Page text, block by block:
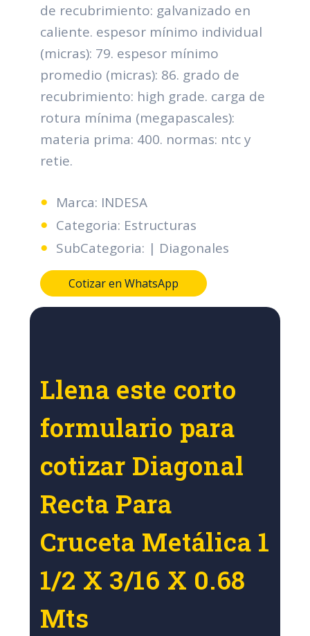
de recubrimiento: galvanizado en
caliente. espesor mínimo individual
(micras): 79. espesor mínimo
promedio (micras): 86. grado de
recubrimiento: high grade. carga de
rotura mínima (megapascales):
materia prima: 400. normas: ntc y
retie.
Marca: INDESA
Categoria: Estructuras
SubCategoria: | Diagonales
Cotizar en WhatsApp
Llena este corto
formulario para
cotizar Diagonal
Recta Para
Cruceta Metálica 1
1/2 X 3/16 X 0.68
Mts